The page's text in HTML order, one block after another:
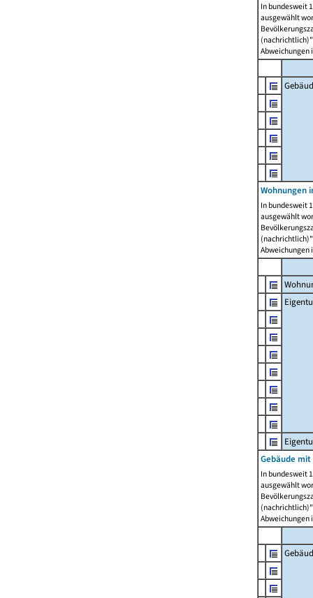
In bundesweit
ausgewählt
Abweichungen
Wohnungen
In bundesweit
ausgewählt
Abweichungen
Gebäude
In bundesweit
ausgewählt
Abweichungen